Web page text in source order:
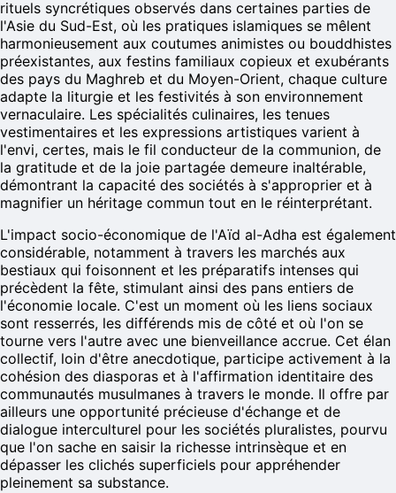
rituels syncrétiques observés dans certaines parties de
l'Asie du Sud-Est, où les pratiques islamiques se mêlent
harmonieusement aux coutumes animistes ou bouddhistes
préexistantes, aux festins familiaux copieux et exubérants
des pays du Maghreb et du Moyen-Orient, chaque culture
adapte la liturgie et les festivités à son environnement
vernaculaire. Les spécialités culinaires, les tenues
vestimentaires et les expressions artistiques varient à
l'envi, certes, mais le fil conducteur de la communion, de
la gratitude et de la joie partagée demeure inaltérable,
démontrant la capacité des sociétés à s'approprier et à
magnifier un héritage commun tout en le réinterprétant.
L'impact socio-économique de l'Aïd al-Adha est également
considérable, notamment à travers les marchés aux
bestiaux qui foisonnent et les préparatifs intenses qui
précèdent la fête, stimulant ainsi des pans entiers de
l'économie locale. C'est un moment où les liens sociaux
sont resserrés, les différends mis de côté et où l'on se
tourne vers l'autre avec une bienveillance accrue. Cet élan
collectif, loin d'être anecdotique, participe activement à la
cohésion des diasporas et à l'affirmation identitaire des
communautés musulmanes à travers le monde. Il offre par
ailleurs une opportunité précieuse d'échange et de
dialogue interculturel pour les sociétés pluralistes, pourvu
que l'on sache en saisir la richesse intrinsèque et en
dépasser les clichés superficiels pour appréhender
pleinement sa substance.